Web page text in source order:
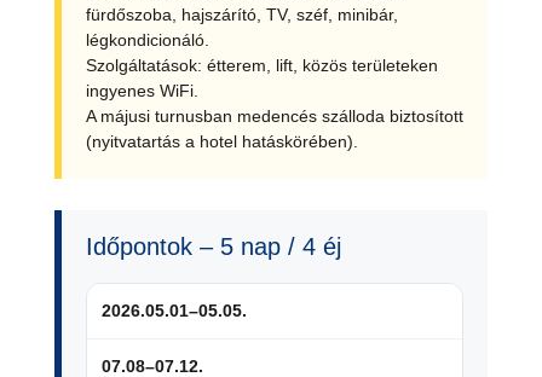
fürdőszoba, hajszárító, TV, széf, minibár,
légkondicionáló.
Szolgáltatások: étterem, lift, közös területeken
ingyenes WiFi.
A májusi turnusban medencés szálloda biztosított
(nyitvatartás a hotel hatáskörében).
Időpontok – 5 nap / 4 éj
2026.05.01–05.05.
07.08–07.12.